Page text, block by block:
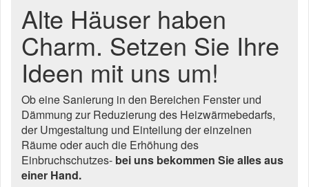
Alte Häuser haben
Charm. Setzen Sie Ihre
Ideen mit uns um!
Ob eine Sanierung in den Bereichen Fenster und
Dämmung zur Reduzierung des Heizwärmebedarfs,
der Umgestaltung und Einteilung der einzelnen
Räume oder auch die Erhöhung des
Einbruchschutzes- bei uns bekommen Sie alles aus
einer Hand.